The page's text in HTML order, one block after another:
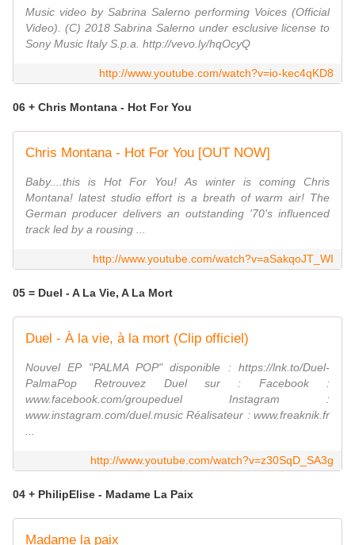
Music video by Sabrina Salerno performing Voices (Official
Video). (C) 2018 Sabrina Salerno under esclusive license to
Sony Music Italy S.p.a. http://vevo.ly/hqOcyQ
http://www.youtube.com/watch?v=io-kec4qKD8
06 + Chris Montana - Hot For You
Chris Montana - Hot For You [OUT NOW]
Baby....this is Hot For You! As winter is coming Chris
Montana! latest studio effort is a breath of warm air! The
German producer delivers an outstanding '70's influenced
track led by a rousing ...
http://www.youtube.com/watch?v=aSakqoJT_WI
05 = Duel - A La Vie, A La Mort
Duel - À la vie, à la mort (Clip officiel)
Nouvel EP "PALMA POP" disponible : https://lnk.to/Duel-
PalmaPop Retrouvez Duel sur : Facebook :
www.facebook.com/groupeduel Instagram :
www.instagram.com/duel.music Réalisateur : www.freaknik.fr
http://www.youtube.com/watch?v=z30SqD_SA3g
04 + PhilipElise - Madame La Paix
Madame la paix